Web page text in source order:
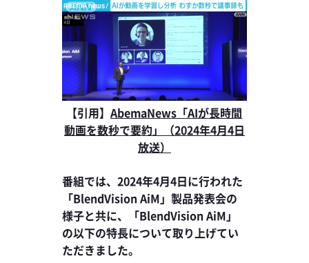
【引用】AbemaNews「AIが長時間
動画を数秒で要約」（2024年4月4日
放送）
番組では、2024年4月4日に行われた
「BlendVision AiM」製品発表会の
様子と共に、「BlendVision AiM」
の以下の特長について取り上げてい
ただきました。